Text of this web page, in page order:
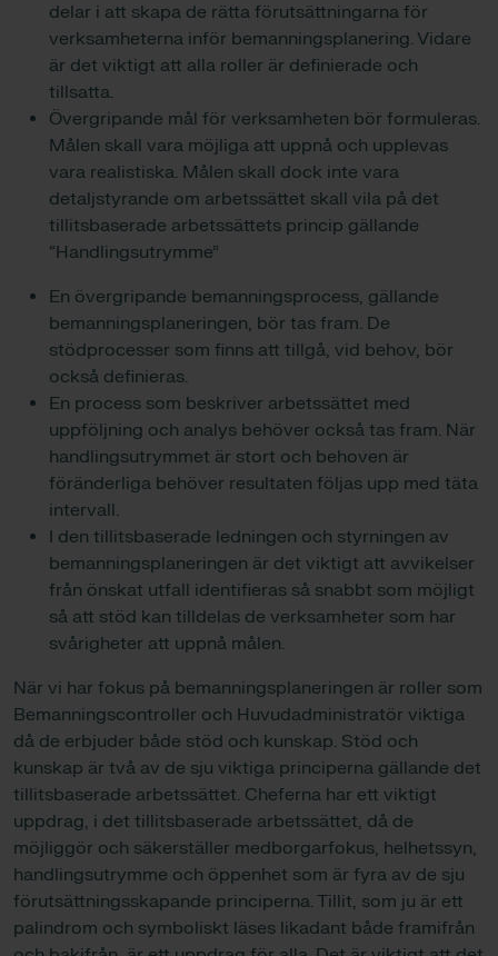
delar i att skapa de rätta förutsättningarna för
verksamheterna inför bemanningsplanering. Vidare
är det viktigt att alla roller är definierade och
tillsatta.
Övergripande mål för verksamheten bör formuleras.
Målen skall vara möjliga att uppnå och upplevas
vara realistiska. Målen skall dock inte vara
detaljstyrande om arbetssättet skall vila på det
tillitsbaserade arbetssättets princip gällande
“Handlingsutrymme”
En övergripande bemanningsprocess, gällande
bemanningsplaneringen, bör tas fram. De
stödprocesser som finns att tillgå, vid behov, bör
också definieras.
En process som beskriver arbetssättet med
uppföljning och analys behöver också tas fram. När
handlingsutrymmet är stort och behoven är
föränderliga behöver resultaten följas upp med täta
intervall.
I den tillitsbaserade ledningen och styrningen av
bemanningsplaneringen är det viktigt att avvikelser
från önskat utfall identifieras så snabbt som möjligt
så att stöd kan tilldelas de verksamheter som har
svårigheter att uppnå målen.
När vi har fokus på bemanningsplaneringen är roller som
Bemanningscontroller och Huvudadministratör viktiga
då de erbjuder både stöd och kunskap. Stöd och
kunskap är två av de sju viktiga principerna gällande det
tillitsbaserade arbetssättet. Cheferna har ett viktigt
uppdrag, i det tillitsbaserade arbetssättet, då de
möjliggör och säkerställer medborgarfokus, helhetssyn,
handlingsutrymme och öppenhet som är fyra av de sju
förutsättningsskapande principerna. Tillit, som ju är ett
palindrom och symboliskt läses likadant både framifrån